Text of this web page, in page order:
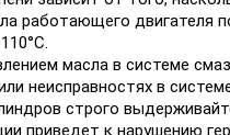
работающего двигателя
масла в системе
неисправностях в
строго
приведет к нарушению